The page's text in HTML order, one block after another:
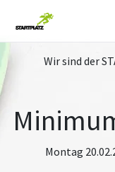
Wir sind der
Montag